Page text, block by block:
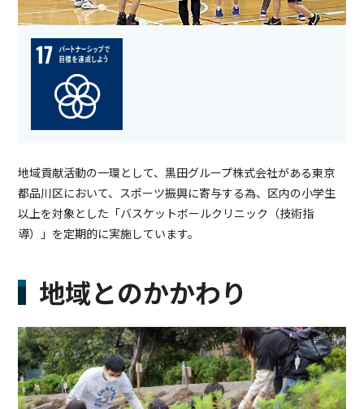
地域貢献活動の一環として、黒田グループ株式会社がある東京
都品川区において、スポーツ振興に寄与する為、区内の小学生
以上を対象とした「バスケットボールクリニック（技術指
導）」を定期的に実施しています。
地域とのかかわり